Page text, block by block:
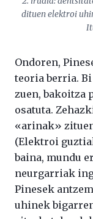
dituen elektroi
Ondoren,
teoria berria.
zuen, bakoitza
osatuta.
«arinak»
(Elektroi
baina, mundu
neurgarriak
Pinesek
uhinek